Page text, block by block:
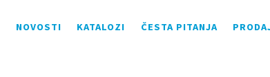
NOVOSTI KATALOZI ČESTA PITANJA